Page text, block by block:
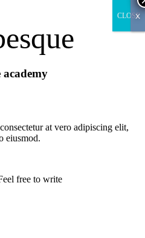
academy
at vero adipiscing elit,
eiusmod.
free to write
CLOSE
x